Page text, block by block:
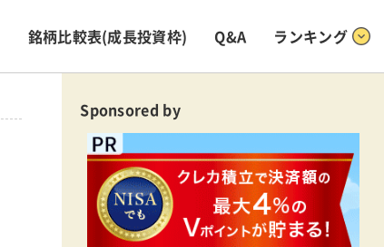
銘柄比較表(成長投資枠) Q&A ランキング
Sponsored by